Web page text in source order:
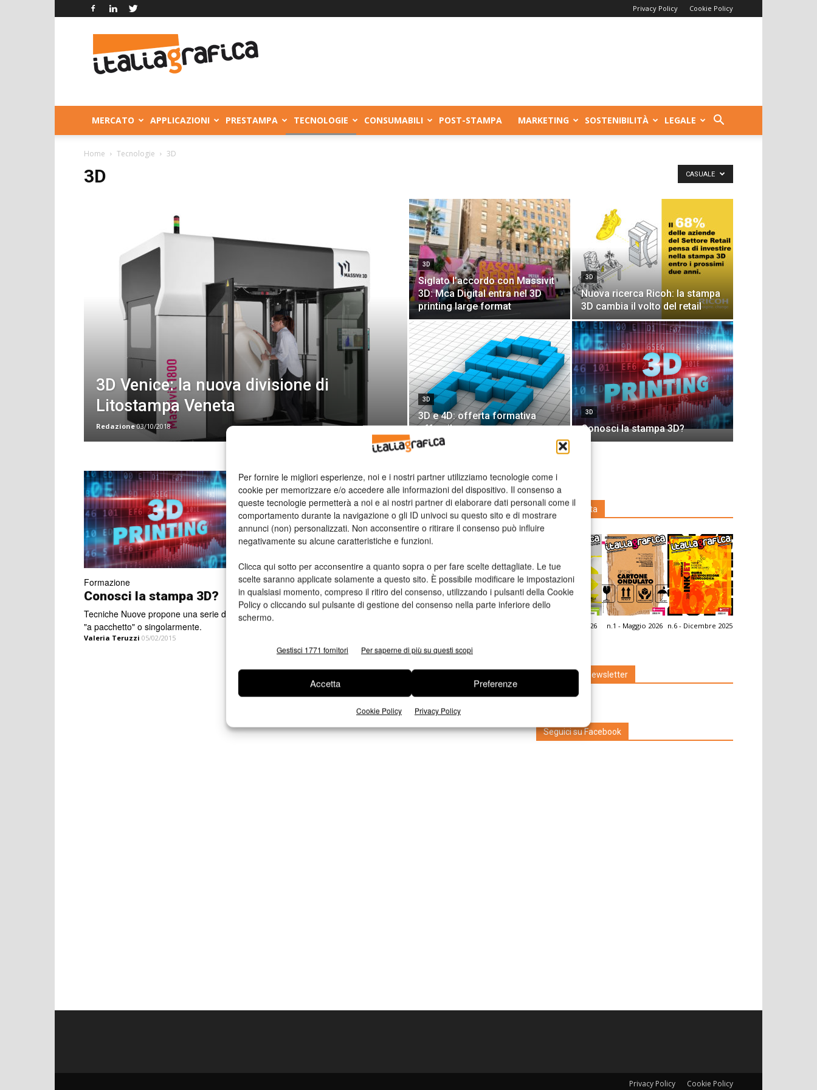
Per fornire le migliori esperienze, noi e i nostri partner utilizziamo tecnologie come i
cookie per memorizzare e/o accedere alle informazioni del dispositivo. Il consenso a
queste tecnologie permetterà a noi e ai nostri partner di elaborare dati personali come il
comportamento durante la navigazione o gli ID univoci su questo sito e di mostrare
annunci (non) personalizzati. Non acconsentire o ritirare il consenso può influire
negativamente su alcune caratteristiche e funzioni.
Clicca qui sotto per acconsentire a quanto sopra o per fare scelte dettagliate. Le tue
scelte saranno applicate solamente a questo sito. È possibile modificare le impostazioni
in qualsiasi momento, compreso il ritiro del consenso, utilizzando i pulsanti della Cookie
Policy o cliccando sul pulsante di gestione del consenso nella parte inferiore dello
schermo.
Gestisci 1771 fornitori Per saperne di più su questi scopi
Accetta Preferenze
Cookie Policy Privacy Policy
Privacy Policy Cookie Policy
Grafica
MERCATO APPLICAZIONI PRESTAMPA TECNOLOGIE CONSUMABILI POST-STAMPA MARKETING SOSTENIBILITÀ LEGALE
Home Tecnologie 3D
3D CASUALE
3D Venice: la nuova divisione di
Litostampa Veneta
Redazione 03/10/2018
3D
Siglato l’accordo con Massivit
3D: Mca Digital entra nel 3D
printing large format
3D
Nuova ricerca Ricoh: la stampa
3D cambia il volto del retail
3D
3D e 4D: offerta formativa
offresi!
3D
Conosci la stampa 3D?
Formazione
Conosci la stampa 3D?
Tecniche Nuove propone una serie di corsi, fruibili
"a pacchetto" o singolarmente.
Valeria Teruzzi 05/02/2015
Leggi la rivista
n.2 - Giugno 2026 n.1 - Maggio 2026 n.6 - Dicembre 2025
Iscriviti alla newsletter
Seguici su Facebook
Privacy Policy Cookie Policy